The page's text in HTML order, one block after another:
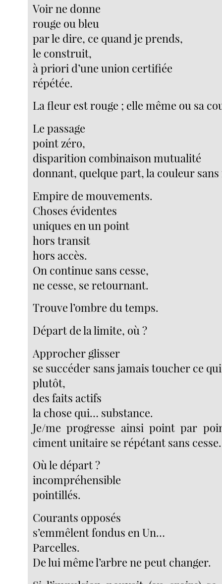
Voir ne donne
rouge ou bleu
par le dire, ce quand je prends,
le construit,
à priori d’une union certifiée
répétée.
La fleur est rouge ; elle même ou sa
Le passage
point zéro,
disparition combinaison mutualité
donnant, quelque part, la couleur
Empire de mouvements.
Choses évidentes
uniques en un point
hors transit
hors accès.
On continue sans cesse,
ne cesse, se retournant.
Trouve l’ombre du temps.
Départ de la limite, où ?
Approcher glisser
se succéder sans jamais toucher ce
plutôt,
des faits actifs
la chose qui… substance.
Je/me progresse ainsi point par
ciment unitaire se répétant sans cesse.
Où le départ ?
incompréhensible
pointillés.
Courants opposés
s’emmêlent fondus en Un…
Parcelles.
De lui même l’arbre ne peut changer.